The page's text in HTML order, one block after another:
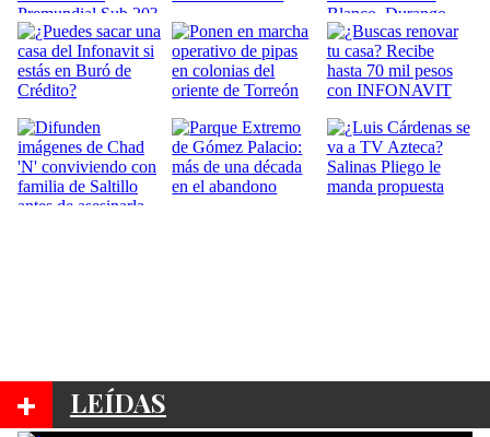
+ LEÍDAS